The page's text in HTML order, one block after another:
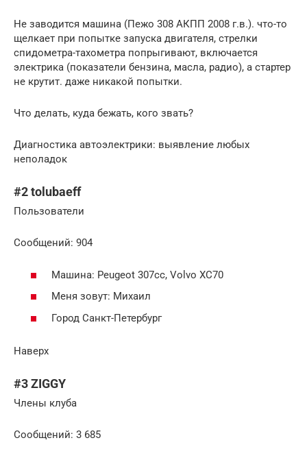
Не заводится машина (Пежо 308 АКПП 2008 г.в.). что-то
щелкает при попытке запуска двигателя, стрелки
спидометра-тахометра попрыгивают, включается
электрика (показатели бензина, масла, радио), а стартер
не крутит. даже никакой попытки.
Что делать, куда бежать, кого звать?
Диагностика автоэлектрики: выявление любых
неполадок
#2 tolubaeff
Пользователи
Cообщений: 904
Машина: Peugeot 307cc, Volvo XC70
Меня зовут: Михаил
Город Санкт-Петербург
Наверх
#3 ZIGGY
Члены клуба
Cообщений: 3 685